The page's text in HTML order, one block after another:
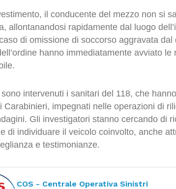
il conducente del mezzo non si
allontanandosi rapidamente dal luogo
di omissione di soccorso aggravata
hanno immediatamente avviato
intervenuti i sanitari del 118, che
Carabinieri, impegnati nelle operazioni di
Gli investigatori stanno cercando di
di individuare il veicolo coinvolto, anche
e testimonianze.
COS - Centrale Operativa Sinistri